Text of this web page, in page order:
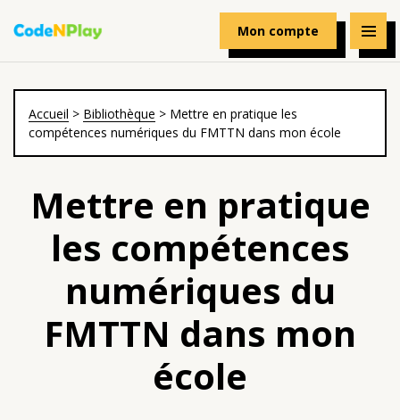
Mon compte
Accueil > Bibliothèque > Mettre en pratique les
compétences numériques du FMTTN dans mon école
Mettre en pratique
les compétences
numériques du
FMTTN dans mon
école